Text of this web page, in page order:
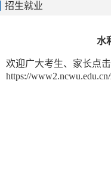
招生就业
水
欢迎广大考生、家长点
https://